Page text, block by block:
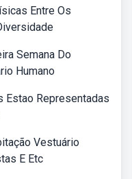
Entre Os
Semana Do
Humano
Estao Representadas
Vestuário
E Etc